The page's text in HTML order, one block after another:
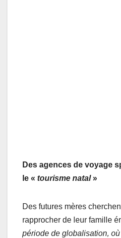
Des agences de voyage
le « tourisme natal»
Des futures mères
rapprocher de leur famille
période de globalisation,